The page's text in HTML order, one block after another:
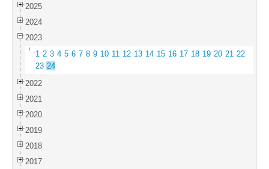
2025
2024
2023
1 2 3 4 5 6 7 8 9 10 11 12 13 14 15 16 17 18 19 20 21 22
23 24
2022
2021
2020
2019
2018
2017